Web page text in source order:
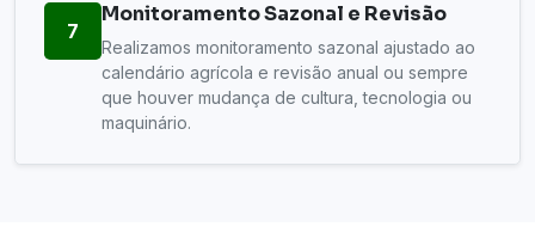
7
Monitoramento Sazonal e Revisão
Realizamos monitoramento sazonal ajustado ao
calendário agrícola e revisão anual ou sempre
que houver mudança de cultura, tecnologia ou
maquinário.